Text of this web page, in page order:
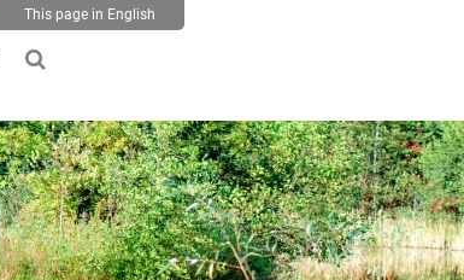
This page in English